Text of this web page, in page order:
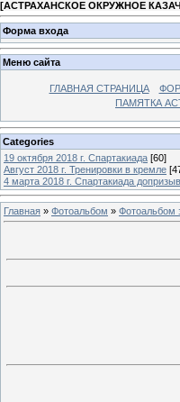
[АСТРАХАНСКОЕ ОКРУЖНОЕ
Форма входа
Меню сайта
ГЛАВНАЯ СТРАНИЦА
ПАМЯТКА
Categories
19 октября 2018 г. Спартакиада [60]
Август 2018 г. Тренировки в кремле
4 марта 2018 г. Спартакиада
Главная » Фотоальбом » Фотоальбом